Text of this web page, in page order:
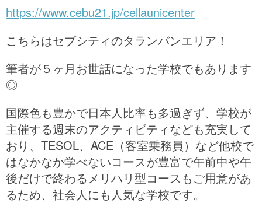
https://www.cebu21.jp/cellaunicenter
こちらはセブシティのタランバンエリア！
筆者が５ヶ月お世話になった学校でもあります
◎
国際色も豊かで日本人比率も多過ぎず、学校が
主催する週末のアクティビティなども充実して
おり、TESOL、ACE（客室乗務員）など他校で
はなかなか学べないコースが豊富で午前中や午
後だけで終わるメリハリ型コースもご用意があ
るため、社会人にも人気な学校です。